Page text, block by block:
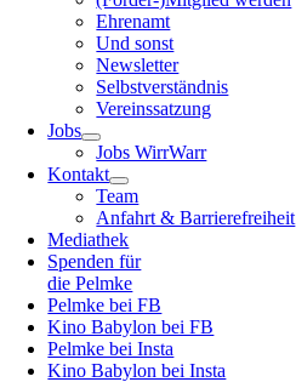
Ehrenamt
Und sonst
Newsletter
Selbstverständnis
Vereinssatzung
Jobs
Jobs WirrWarr
Kontakt
Team
Anfahrt & Barrierefreiheit
Mediathek
Spenden für
die Pelmke
Pelmke bei FB
Kino Babylon bei FB
Pelmke bei Insta
Kino Babylon bei Insta